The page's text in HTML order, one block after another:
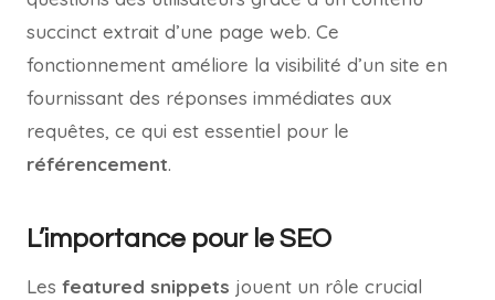
succinct extrait d’une page web. Ce
fonctionnement améliore la visibilité d’un site en
fournissant des réponses immédiates aux
requêtes, ce qui est essentiel pour le
référencement.
L’importance pour le SEO
Les featured snippets jouent un rôle crucial